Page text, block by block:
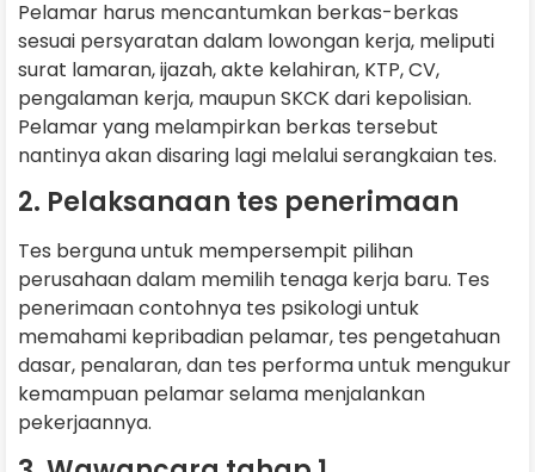
Pelamar harus mencantumkan berkas-berkas
sesuai persyaratan dalam lowongan kerja, meliputi
surat lamaran, ijazah, akte kelahiran, KTP, CV,
pengalaman kerja, maupun SKCK dari kepolisian.
Pelamar yang melampirkan berkas tersebut
nantinya akan disaring lagi melalui serangkaian tes.
2. Pelaksanaan tes penerimaan
Tes berguna untuk mempersempit pilihan
perusahaan dalam memilih tenaga kerja baru. Tes
penerimaan contohnya tes psikologi untuk
memahami kepribadian pelamar, tes pengetahuan
dasar, penalaran, dan tes performa untuk mengukur
kemampuan pelamar selama menjalankan
pekerjaannya.